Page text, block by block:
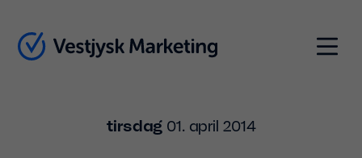
tirsdag01. april 2014